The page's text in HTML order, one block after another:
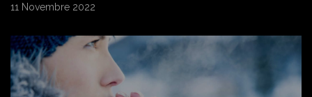
11 Novembre 2022